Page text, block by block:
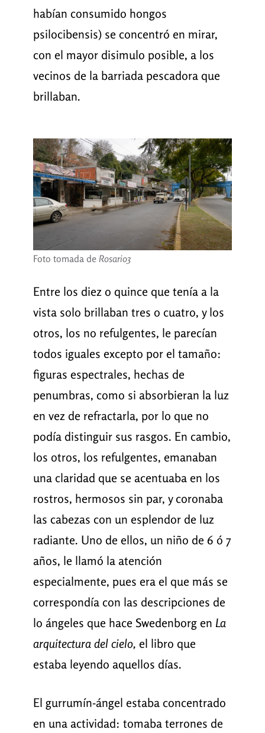
habían consumido hongos
psilocibensis) se concentró en mirar,
con el mayor disimulo posible, a los
vecinos de la barriada pescadora que
brillaban.
Foto tomada de Rosario3
Entre los diez o quince que tenía a la
vista solo brillaban tres o cuatro, y los
otros, los no refulgentes, le parecían
todos iguales excepto por el tamaño:
figuras espectrales, hechas de
penumbras, como si absorbieran la luz
en vez de refractarla, por lo que no
podía distinguir sus rasgos. En cambio,
los otros, los refulgentes, emanaban
una claridad que se acentuaba en los
rostros, hermosos sin par, y coronaba
las cabezas con un esplendor de luz
radiante. Uno de ellos, un niño de 6 ó 7
años, le llamó la atención
especialmente, pues era el que más se
correspondía con las descripciones de
lo ángeles que hace Swedenborg en La
arquitectura del cielo, el libro que
estaba leyendo aquellos días.
El gurrumín-ángel estaba concentrado
en una actividad: tomaba terrones de